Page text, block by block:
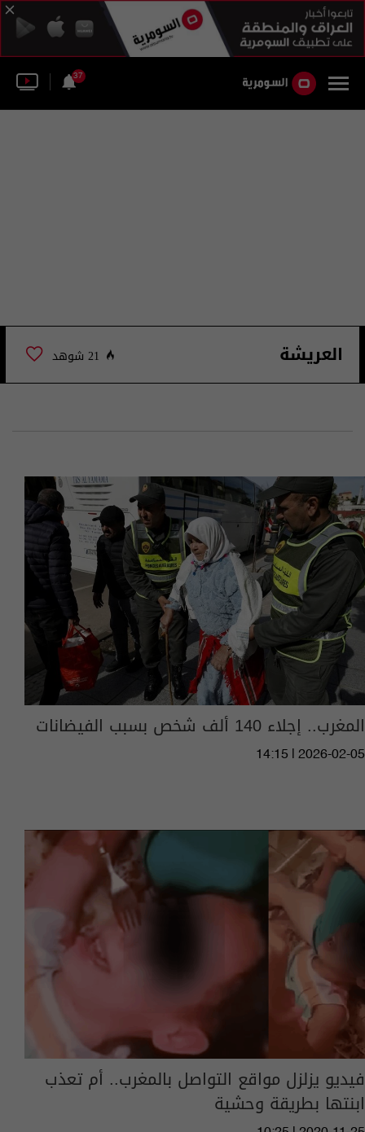
37
العريشة 21 شوهد
المغرب.. إجلاء 140 ألف شخص بسبب الفيضانات
14:15 | 2026-02-05
فيديو يزلزل مواقع التواصل بالمغرب.. أم تعذب
ابنتها بطريقة وحشية